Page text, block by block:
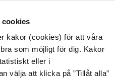
cookies
kakor (cookies) för att våra
som möjligt för dig. Kakor
eller i
välja att klicka på ”Tillåt alla”
EN 2023/000024
2012-01084